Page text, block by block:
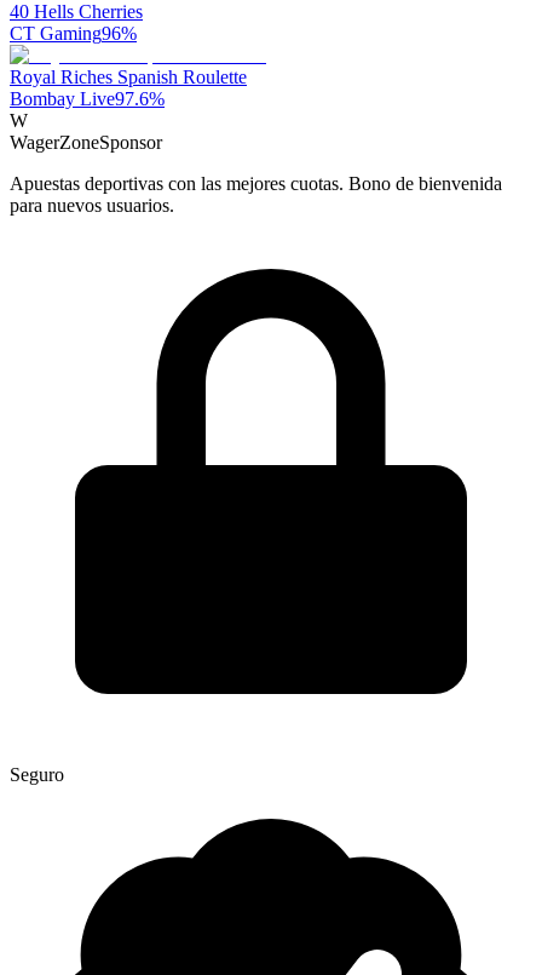
40 Hells Cherries
CT Gaming96%
Royal Riches Spanish Roulette
Bombay Live97.6%
W
WagerZoneSponsor
Apuestas deportivas con las mejores cuotas. Bono de bienvenida
para nuevos usuarios.
Seguro